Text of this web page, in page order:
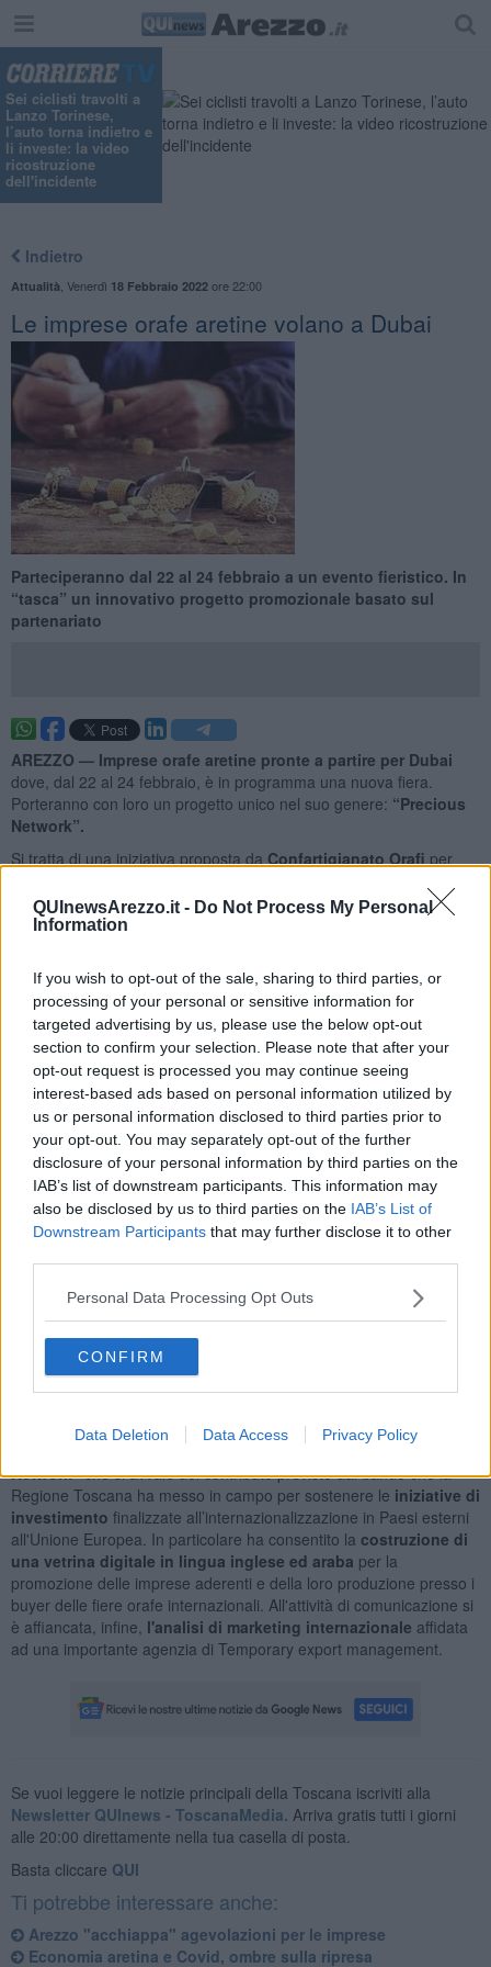
QUInewsArezzo.it - Do Not Process My Personal
Information
If you wish to opt-out of the sale, sharing to third parties, or
processing of your personal or sensitive information for
targeted advertising by us, please use the below opt-out
section to confirm your selection. Please note that after your
opt-out request is processed you may continue seeing
interest-based ads based on personal information utilized by
us or personal information disclosed to third parties prior to
your opt-out. You may separately opt-out of the further
disclosure of your personal information by third parties on the
IAB’s list of downstream participants. This information may
also be disclosed by us to third parties on the IAB’s List of
Downstream Participants that may further disclose it to other
Personal Data Processing Opt Outs
CONFIRM
Data Deletion Data Access Privacy Policy
Sei ciclisti travolti a
Lanzo Torinese,
l’auto torna indietro e
li investe: la video
ricostruzione
dell'incidente
Indietro
Attualità Venerdì 18 Febbraio 2022ore 22:00
Le imprese orafe aretine volano a Dubai
Parteciperanno dal 22 al 24 febbraio a un evento fieristico. In
“tasca” un innovativo progetto promozionale basato sul
partenariato
AREZZO — Imprese orafe aretine pronte a partire per Dubai
dove, dal 22 al 24 febbraio, è in programma una nuova fiera.
Porteranno con loro un progetto unico nel suo genere: “Precious
Network”.
Si tratta di una iniziativa proposta da Confartigianato Orafi per
associate.
Per la prima volta cinque aziende aretine hanno costituito un
partenariato che ha preso la forma di un’associazione temporanea
di impresa, per lo svolgimento di attività dipromozione,
comunicazione e marketing sui mercati internazionali
attraverso la partecipazione alle fiere internazionali di VicenzaOro,
JGT Dubai ed OroArezzo.
Prima tappa appunto Dubaicon un nuovo evento fieristico
fortemente voluto da IEG attraverso unajoint venturecon la
società di servizi fieristici Informa Markets, organizzatrice della
Mostra di Hong Kong, con Dubai multi commodities centre e il Gold
Souk.
“Un nuovo evento che ha l'ambizione di poter arrivare a servire tutti
i Paesi che si trovano nella macro-regione geografica di Medio
Oriente e Caucaso, Russia, Europa orientale e Africa
- spiega il
espositori da tutto il mondo e la presenza di compratori qualificati,
la nuova piattaforma fieristica di Dubai
importante investimento sul futuro per la commercializzazione del
Una partecipazione aretina impreziosita dal progetto
“Precious
Network”che si avvale del contributo previsto dal bando che la
Regione Toscana ha messo in campo per sostenere le iniziative di
investimento finalizzate all’internazionalizzazione in Paesi esterni
all'Unione Europea. In particolare ha consentito la costruzione di
una vetrina digitale in lingua inglese ed araba per la
promozione delle imprese aderenti e della loro produzione presso i
buyer delle fiere orafe internazionali. All'attività di comunicazione si
è affiancata, infine, l'analisi di marketing internazionale affidata
ad una importante agenzia di Temporary export management.
Se vuoi leggere le notizie principali della Toscana iscriviti alla
Newsletter QUInews - ToscanaMedia. Arriva gratis tutti i giorni
alle 20:00 direttamente nella tua casella di posta.
Basta cliccare QUI
Ti potrebbe interessare anche:
Arezzo "acchiappa" agevolazioni per le imprese
Economia aretina e Covid, ombre sulla ripresa